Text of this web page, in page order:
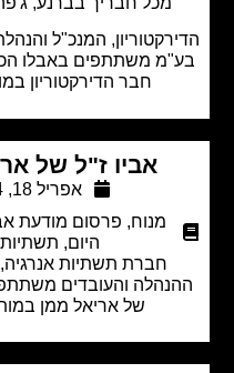
המנכ"ל והנהלת
משתתפים באבלו הכבד של
חבר הדירקטוריון במות אמו
אביו ז"ל של אריאל
אפריל 18, 2024
מנוח,
פרסום מודעת אבל
תשתיות אנרגיה
חברת תשתיות אנרגיה,
והעובדים משתתפים
של אריאל ממן במות אביו